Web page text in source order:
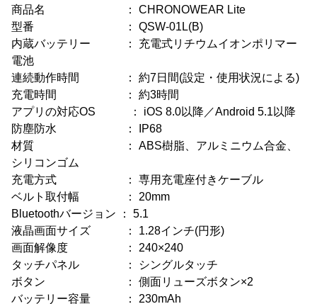
商品名 ： CHRONOWEAR Lite
型番 ： QSW-01L(B)
内蔵バッテリー ： 充電式リチウムイオンポリマー
電池
連続動作時間 ： 約7日間(設定・使用状況による)
充電時間 ： 約3時間
アプリの対応OS ： iOS 8.0以降／Android 5.1以降
防塵防水 ： IP68
材質 ： ABS樹脂、アルミニウム合金、
シリコンゴム
充電方式 ： 専用充電座付きケーブル
ベルト取付幅 ： 20mm
Bluetoothバージョン ： 5.1
液晶画面サイズ ： 1.28インチ(円形)
画面解像度 ： 240×240
タッチパネル ： シングルタッチ
ボタン ： 側面リューズボタン×2
バッテリー容量 ： 230mAh